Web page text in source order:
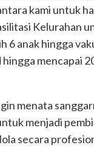
kami untuk
Kelurahan
6 anak hingga
mencapai
menata
menjadi
secara